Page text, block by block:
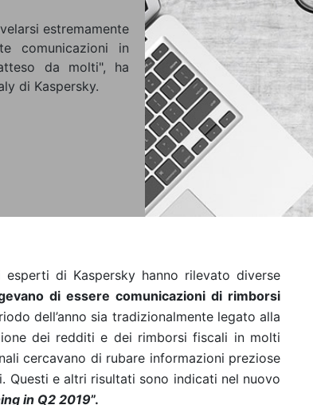
estremamente
comunicazioni in
da molti", ha
di Kaspersky.
di Kaspersky hanno rilevato diverse
di essere comunicazioni di rimborsi
dell’anno sia tradizionalmente legato alla
dei redditi e dei rimborsi fiscali in molti
cercavano di rubare informazioni preziose
Questi e altri risultati sono indicati nel nuovo
in Q2 2019”.